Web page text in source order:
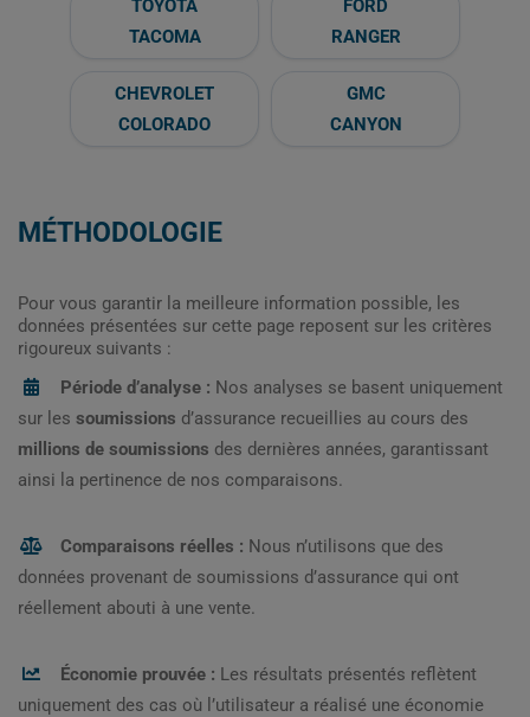
TOYOTA
TACOMA
FORD
RANGER
CHEVROLET
COLORADO
GMC
CANYON
MÉTHODOLOGIE
Pour vous garantir la meilleure information possible, les
données présentées sur cette page reposent sur les critères
rigoureux suivants :
Période d’analyse : Nos analyses se basent uniquement
sur les soumissions d’assurance recueillies au cours des
millions de soumissions des dernières années, garantissant
ainsi la pertinence de nos comparaisons.
Comparaisons réelles : Nous n’utilisons que des
données provenant de soumissions d’assurance qui ont
réellement abouti à une vente.
Économie prouvée : Les résultats présentés reflètent
uniquement des cas où l’utilisateur a réalisé une économie